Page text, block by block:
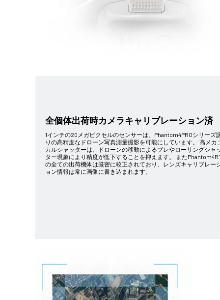
全個体出荷時カメラキャリブレーション済
1インチの20メガピクセルのセンサーは、Phantom4PROシリーズ
りの高精度なドローン写真測量撮影を可能にしています。 高メカ
カルシャッターは、ドローンの移動によるブレやローリングシャ
ター現象により精度が低下することを抑えます。 また
の全ての出荷機体は厳密に較正されており、レンズキャリブレー
ョン情報は常に画像に書き込まれます。